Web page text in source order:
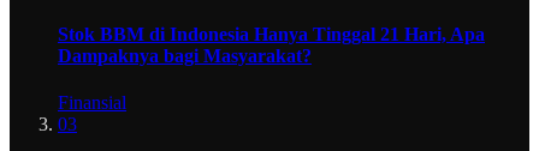
Stok BBM di Indonesia Hanya Tinggal 21 Hari, Apa
Dampaknya bagi Masyarakat?
Finansial
03